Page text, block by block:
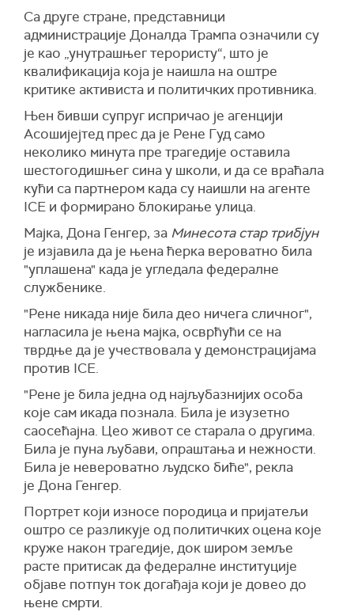
Са друге стране, представници
администрације Доналда Трампа означили су
је као „унутрашњег терористу“, што је
квалификација која је наишла на оштре
критике активиста и политичких противника.
Њен бивши супруг испричао је агенцији
Асошијејтед прес да је Рене Гуд само
неколико минута пре трагедије оставила
шестогодишњег сина у школи, и да се враћала
кући са партнером када су наишли на агенте
ICE и формирано блокирање улица.
Мајка, Дона Генгер, за Минесота стар трибјун
је изјавила да је њена ћерка вероватно била
"уплашена" када је угледала федералне
службенике.
"Рене никада није била део ничега сличног",
нагласила је њена мајка, осврћући се на
тврдње да је учествовала у демонстрацијама
против ICE.
"Рене је била једна од најљубазнијих особа
које сам икада познала. Била је изузетно
саосећајна. Цео живот се старала о другима.
Била је пуна љубави, опраштања и нежности.
Била је невероватно људско биће", рекла
је Дона Генгер.
Портрет који износе породица и пријатељи
оштро се разликује од политичких оцена које
круже након трагедије, док широм земље
расте притисак да федералне институције
објаве потпун ток догађаја који је довео до
њене смрти.